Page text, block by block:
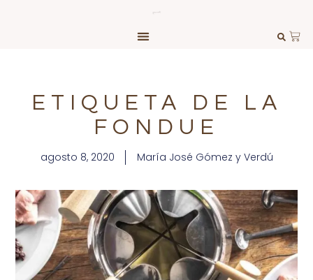
ETIQUETA DE LA
FONDUE
agosto 8, 2020 María José Gómez y Verdú